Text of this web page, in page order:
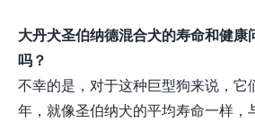
大丹犬圣伯纳德混合犬的寿命和健康
吗？
不幸的是，对于这种巨型狗来说，它
年，就像圣伯纳犬的平均寿命一样，